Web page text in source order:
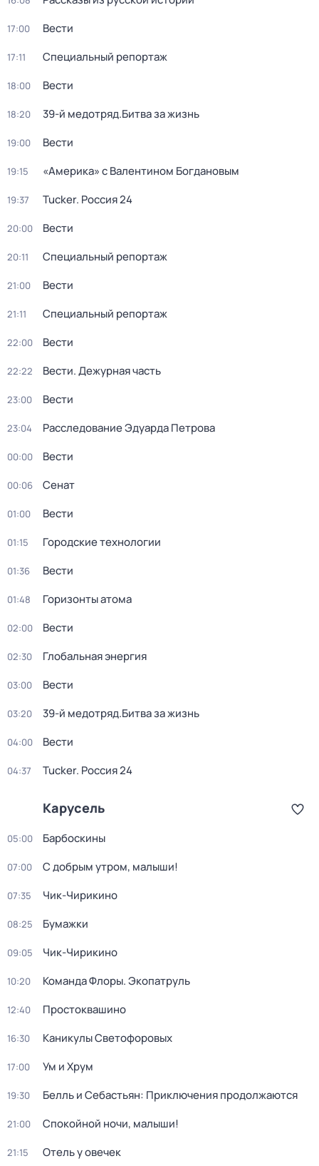
17:00 Вести
17:11 Специальный репортаж
18:00 Вести
18:20 39-й медотряд.Битва за жизнь
19:00 Вести
19:15 «Америка» с Валентином Богдановым
19:37 Tucker. Россия 24
20:00 Вести
20:11 Специальный репортаж
21:00 Вести
21:11 Специальный репортаж
22:00 Вести
22:22 Вести. Дежурная часть
23:00 Вести
23:04 Расследование Эдуарда Петрова
00:00 Вести
00:06 Сенат
01:00 Вести
01:15 Городские технологии
01:36 Вести
01:48 Горизонты атома
02:00 Вести
02:30 Глобальная энергия
03:00 Вести
03:20 39-й медотряд.Битва за жизнь
04:00 Вести
04:37 Tucker. Россия 24
Карусель
05:00 Барбоскины
07:00 С добрым утром, малыши!
07:35 Чик-Чирикино
08:25 Бумажки
09:05 Чик-Чирикино
10:20 Команда Флоры. Экопатруль
12:40 Простоквашино
16:30 Каникулы Светофоровых
17:00 Ум и Хрум
19:30 Белль и Себастьян: Приключения продолжаются
21:00 Спокойной ночи, малыши!
21:15 Отель у овечек